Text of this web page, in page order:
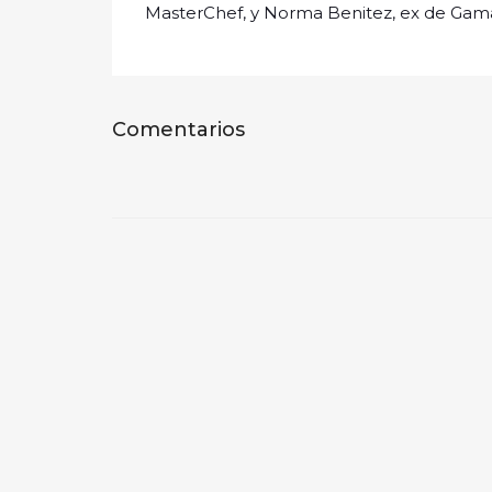
MasterChef, y Norma Benitez, ex de
Comentarios